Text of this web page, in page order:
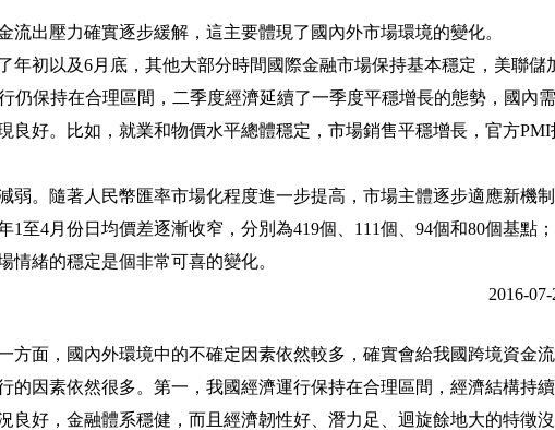
出壓力確實逐步緩解，這主要體現了國內外市場環境的變化。
年初以及6月底，其他大部分時間國際金融市場保持基本穩定，美聯儲
仍保持在合理區間，二季度經濟延續了一季度平穩增長的態勢，國內
良好。比如，就業和物價水平總體穩定，市場銷售平穩增長，官方PMI
弱。隨著人民幣匯率市場化程度進一步提高，市場主體逐步適應新機
1至4月份日均價差逐漸收窄，分別為419個、 111個、 94個和80個基點；
情緒的穩定是個非常可喜的變化。
2016-
方面，國內外環境中的不確定因素依然較多，確實會給我國跨境資金
因素依然很多。第一，我國經濟運行保持在合理區間，經濟結構持
好，金融體系穩健，而且經濟韌性好、潛力足、迴旋餘地大的特徵